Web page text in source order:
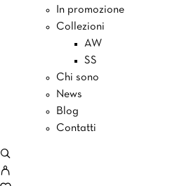
In promozione
Collezioni
AW
SS
Chi sono
News
Blog
Contatti